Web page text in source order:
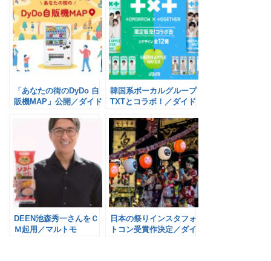
「あなたの街のDyDo 自
販機MAP」公開／ダイド
韓国系ボーカルグループ
TXTとコラボ！／ダイド
DEEN池森秀一さんをＣ
Ｍ起用／マルトモ
日本の祭りインスタフォ
トコン受賞作決定／ダイ